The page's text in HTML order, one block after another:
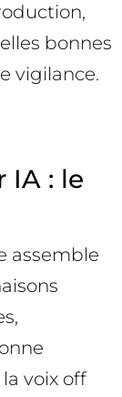
bonnes
vigilance.
IA : le
assemble
voix off